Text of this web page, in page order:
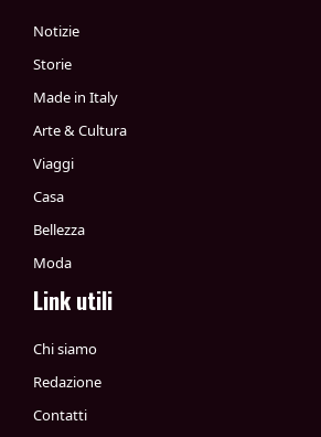
Notizie
Storie
Made in Italy
Arte & Cultura
Viaggi
Casa
Bellezza
Moda
Link utili
Chi siamo
Redazione
Contatti